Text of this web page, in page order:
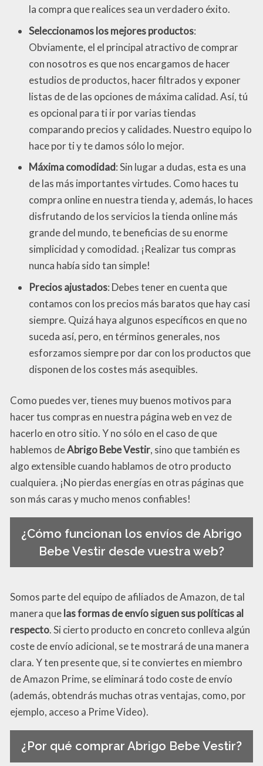
la compra que realices sea un verdadero éxito.
Seleccionamos los mejores productos:
Obviamente, el el principal atractivo de comprar
con nosotros es que nos encargamos de hacer
estudios de productos, hacer filtrados y exponer
listas de de las opciones de máxima calidad. Así, tú
es opcional para ti ir por varias tiendas
comparando precios y calidades. Nuestro equipo lo
hace por ti y te damos sólo lo mejor.
Máxima comodidad: Sin lugar a dudas, esta es una
de las más importantes virtudes. Como haces tu
compra online en nuestra tienda y, además, lo haces
disfrutando de los servicios la tienda online más
grande del mundo, te beneficias de su enorme
simplicidad y comodidad. ¡Realizar tus compras
nunca había sido tan simple!
Precios ajustados: Debes tener en cuenta que
contamos con los precios más baratos que hay casi
siempre. Quizá haya algunos específicos en que no
suceda así, pero, en términos generales, nos
esforzamos siempre por dar con los productos que
disponen de los costes más asequibles.
Como puedes ver, tienes muy buenos motivos para
hacer tus compras en nuestra página web en vez de
hacerlo en otro sitio. Y no sólo en el caso de que
hablemos deAbrigo Bebe Vestir, sino que también es
algo extensible cuando hablamos de otro producto
cualquiera. ¡No pierdas energías en otras páginas que
son más caras y mucho menos confiables!
¿Cómo funcionan los envíos de Abrigo
Bebe Vestir desde vuestra web?
Somos parte del equipo de afiliados de Amazon, de tal
manera quelas formas de envío siguen sus políticas al
respecto. Si cierto producto en concreto conlleva algún
coste de envío adicional, se te mostrará de una manera
clara. Y ten presente que, si te conviertes en miembro
de Amazon Prime, se eliminará todo coste de envío
(además, obtendrás muchas otras ventajas, como, por
ejemplo, acceso a Prime Video).
¿Por qué comprar Abrigo Bebe Vestir?